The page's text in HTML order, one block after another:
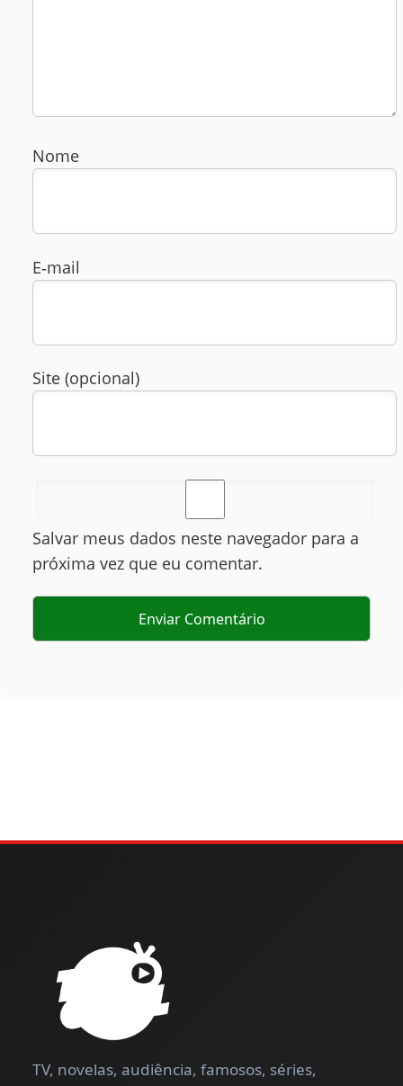
Nome
E‑mail
Site (opcional)
Salvar meus dados neste navegador para a
próxima vez que eu comentar.
TV, novelas, audiência, famosos, séries,